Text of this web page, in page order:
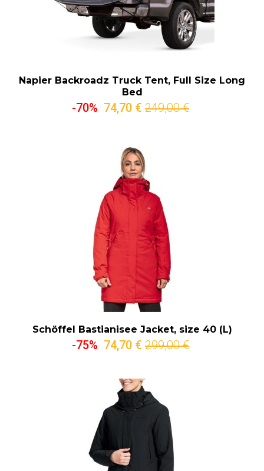
Napier Backroadz Truck Tent, Full Size Long
Bed
-70% 74,70 € 249,00 €
Schöffel Bastianisee Jacket, size 40 (L)
-75% 74,70 € 299,00 €